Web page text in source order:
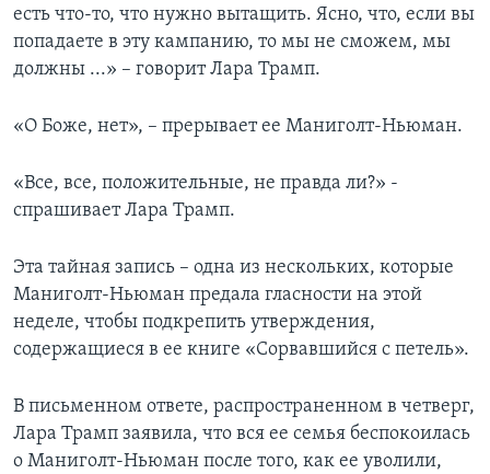
есть что-то, что нужно вытащить. Ясно, что, если вы
попадаете в эту кампанию, то мы не сможем, мы
должны ...» – говорит Лара Трамп.
«О Боже, нет», – прерывает ее Маниголт-Ньюман.
«Все, все, положительные, не правда ли?» -
спрашивает Лара Трамп.
Эта тайная запись – одна из нескольких, которые
Маниголт-Ньюман предала гласности на этой
неделе, чтобы подкрепить утверждения,
содержащиеся в ее книге «Сорвавшийся с петель».
В письменном ответе, распространенном в четверг,
Лара Трамп заявила, что вся ее семья беспокоилась
о Маниголт-Ньюман после того, как ее уволили,